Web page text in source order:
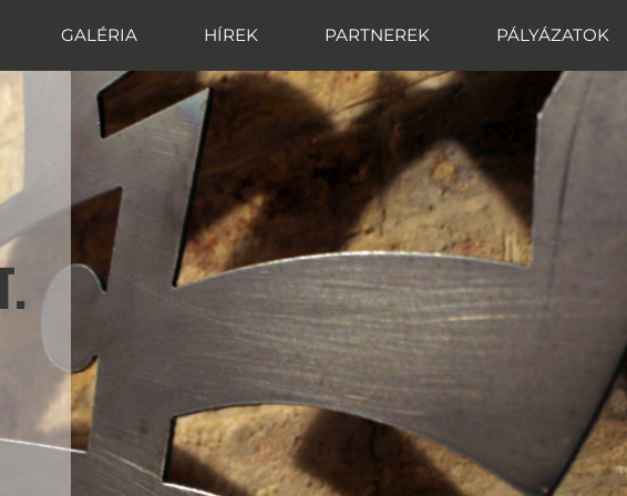
GALÉRIA HÍREK PARTNEREK PÁLYÁZATOK